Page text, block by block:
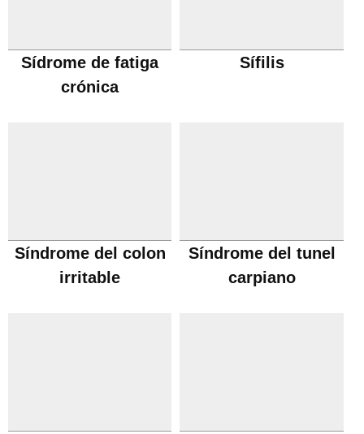
Sídrome de fatiga
crónica
Sífilis
Síndrome del colon
irritable
Síndrome del tunel
carpiano